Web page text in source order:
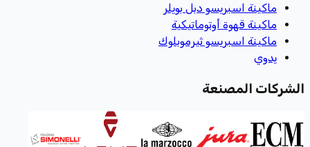
ماكينة اسبريسو دبل بويلر
ماكينة قهوة أوتوماتيكية
ماكينة اسبريسو ثيرموبلوك
يدوي
الشركات المصنعة